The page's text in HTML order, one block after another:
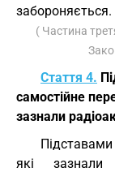
забороняється.
( Частина
Стаття 4.
самостійне
зазнали
Підставами
які зазнали